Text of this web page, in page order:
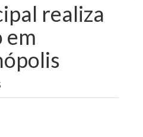
realiza
em